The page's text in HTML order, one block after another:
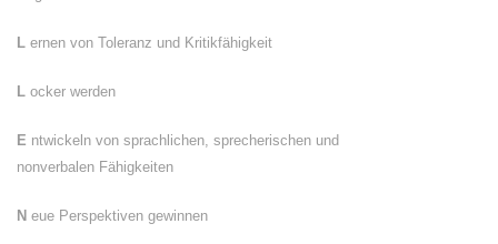
L ernen von Toleranz und Kritikfähigkeit
L ocker werden
E ntwickeln von sprachlichen, sprecherischen und
nonverbalen Fähigkeiten
N eue Perspektiven gewinnen